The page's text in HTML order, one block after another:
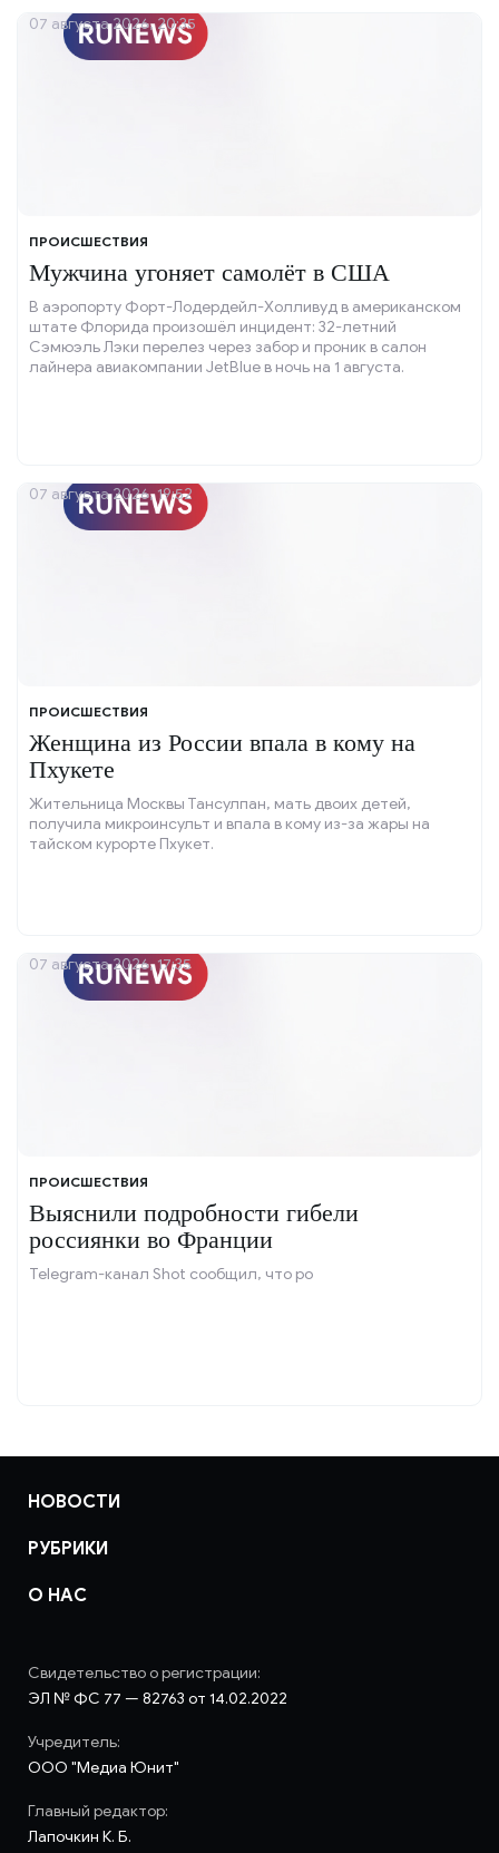
ПРОИСШЕСТВИЯ
Мужчина угоняет самолёт в США
В аэропорту Форт-Лодердейл-Холливуд в американском
штате Флорида произошёл инцидент: 32-летний
Сэмюэль Лэки перелез через забор и проник в салон
лайнера авиакомпании JetBlue в ночь на 1 августа.
07 августа 2026, 20:35
ПРОИСШЕСТВИЯ
Женщина из России впала в кому на
Пхукете
Жительница Москвы Тансулпан, мать двоих детей,
получила микроинсульт и впала в кому из-за жары на
тайском курорте Пхукет.
07 августа 2026, 19:52
ПРОИСШЕСТВИЯ
Выяснили подробности гибели
россиянки во Франции
Telegram-канал Shot сообщил, что ро
07 августа 2026, 17:35
НОВОСТИ
РУБРИКИ
О НАС
Свидетельство о регистрации:
ЭЛ № ФС 77 — 82763 от 14.02.2022
Учредитель:
ООО "Медиа Юнит"
Главный редактор:
Лапочкин К. Б.